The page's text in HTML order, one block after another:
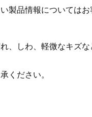
品情報についてはお
しわ、軽微なキズな
ください。